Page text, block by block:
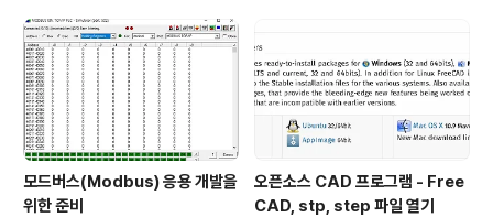
모드버스(Modbus) 응용 개발을
위한 준비
오픈소스 CAD 프로그램 - Free
CAD, stp, step 파일 열기